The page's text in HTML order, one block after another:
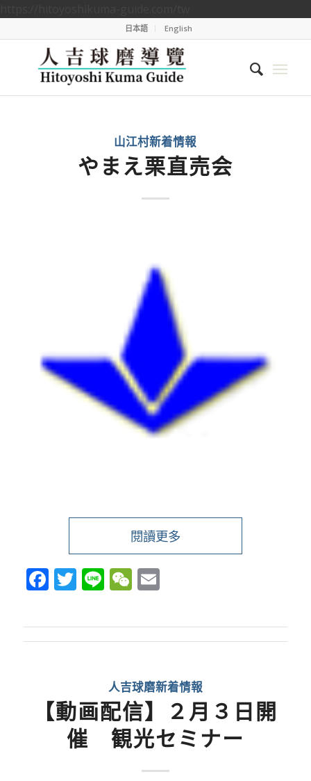
日本語 English
山江村新着情報
やまえ栗直売会
閱讀更多
Facebook
Twitter
LineWeChat
Email
人吉球磨新着情報
【動画配信】２月３日開
催 観光セミナー